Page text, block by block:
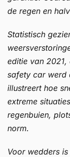
de regen en
Statistisch
editie van
safety car werd
illustreert hoe
extreme
regenbuien,
norm.
Voor wedders